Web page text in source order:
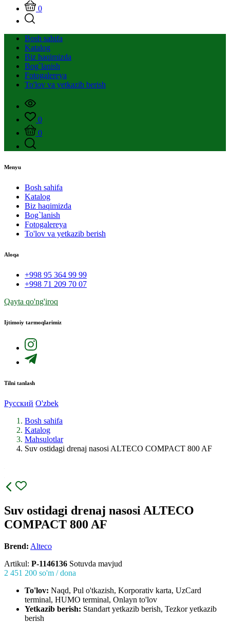
0
Bosh sahifa
Katalog
Biz haqimizda
Bog`lanish
Fotogalereya
To'lov va yetkazib berish
0
0
Menyu
Bosh sahifa
Katalog
Biz haqimizda
Bog`lanish
Fotogalereya
To'lov va yetkazib berish
Aloqa
+998 95 364 99 99
+998 71 209 70 07
Qayta qo'ng'iroq
Ijtimoiy tarmoqlarimiz
Tilni tanlash
Русский O'zbek
Bosh sahifa
Katalog
Mahsulotlar
Suv ostidagi drenaj nasosi ALTECO COMPACT 800 AF
Suv ostidagi drenaj nasosi ALTECO
COMPACT 800 AF
Brend: Alteco
Artikul: P-1146136 Sotuvda mavjud
2 451 200 so'm / dona
To'lov: Naqd, Pul o'tkazish, Korporativ karta, UzCard
terminal, HUMO terminal, Onlayn to'lov
Yetkazib berish: Standart yetkazib berish, Tezkor yetkazib
berish